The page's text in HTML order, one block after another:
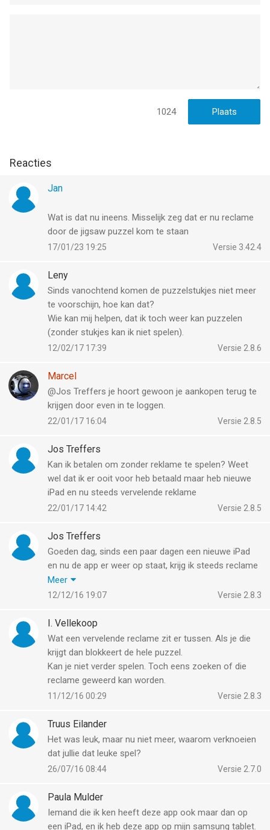
1024
Reacties
Jan
Wat is dat nu ineens. Misselijk zeg dat er nu reclame
door de jigsaw puzzel kom te staan
Versie 3.42.4
17/01/23 19:25
Leny
Sinds vanochtend komen de puzzelstukjes niet meer
te voorschijn, hoe kan dat?
Wie kan mij helpen, dat ik toch weer kan puzzelen
(zonder stukjes kan ik niet spelen).
Versie 2.8.6
12/02/17 17:39
Marcel
@Jos Treffers je hoort gewoon je aankopen terug te
krijgen door even in te loggen.
Versie 2.8.5
22/01/17 16:04
Jos Treffers
Kan ik betalen om zonder reklame te spelen? Weet
wel dat ik er ooit voor heb betaald maar heb nieuwe
iPad en nu steeds vervelende reklame
Versie 2.8.5
22/01/17 14:42
Jos Treffers
Goeden dag, sinds een paar dagen een nieuwe iPad
en nu de app er weer op staat, krijg ik steeds reclame
aan de rechterkant.
Hoe krijg ik het weg?
Meer
Versie 2.8.3
12/12/16 19:07
I. Vellekoop
Wat een vervelende reclame zit er tussen. Als je die
krijgt dan blokkeert de hele puzzel.
Kan je niet verder spelen. Toch eens zoeken of die
reclame geweerd kan worden.
Versie 2.8.3
11/12/16 00:29
Truus Eilander
Het was leuk, maar nu niet meer, waarom verknoeien
dat jullie dat leuke spel?
Versie 2.7.0
26/07/16 08:44
Paula Mulder
Iemand die ik ken heeft deze app ook maar dan op
een iPad, en ik heb deze app op mijn samsung tablet.